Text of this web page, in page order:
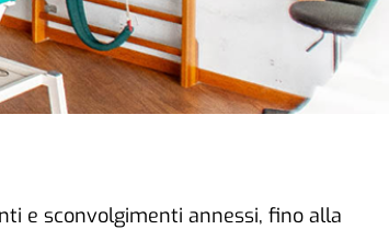
e sconvolgimenti annessi, fino alla